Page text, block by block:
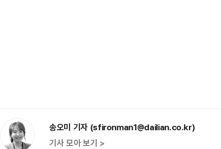
송오미 기자 (sfironman1@dailian.co.kr)
기사 모아 보기 >